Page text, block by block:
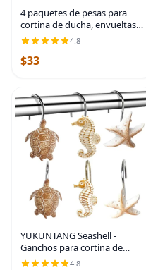
4 paquetes de pesas para
cortina de ducha, envueltas
en silicona magnéticas,
resistentes, clips de forro de
cortina de ducha de alta
4.8
$33
YUKUNTANG Seashell -
Ganchos para cortina de
ducha, 12 piezas de anillos de
4.8